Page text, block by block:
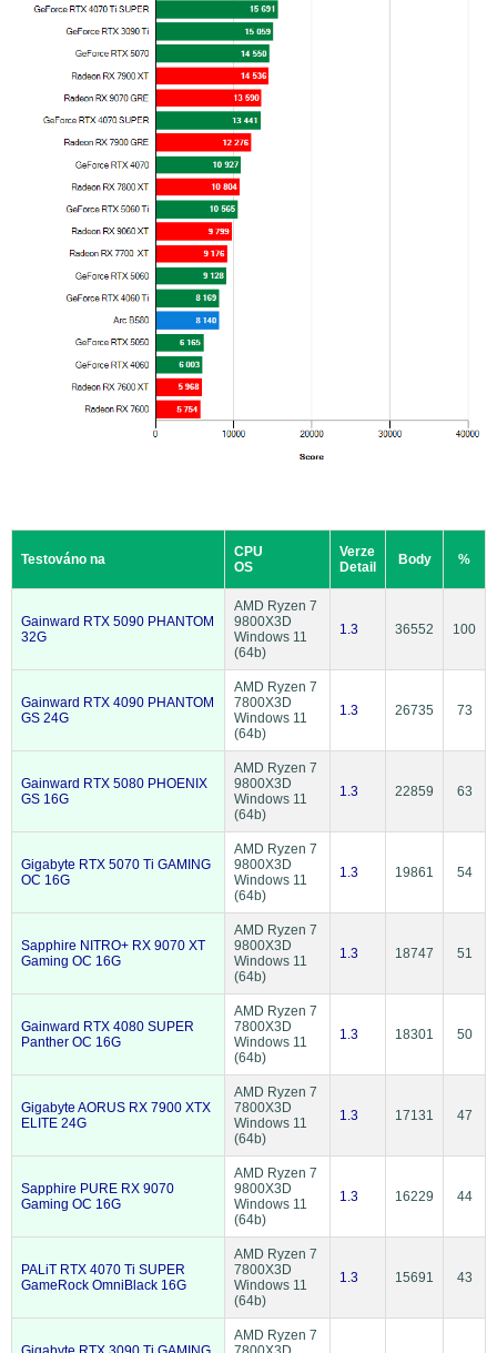
Testováno na
CPU
OS
Verze
Detail
Body %
Gainward RTX 5090 PHANTOM
32G
AMD Ryzen 7
9800X3D
Windows 11
(64b)
1.3 36552 100
Gainward RTX 4090 PHANTOM
GS 24G
AMD Ryzen 7
7800X3D
Windows 11
(64b)
1.3 26735 73
Gainward RTX 5080 PHOENIX
GS 16G
AMD Ryzen 7
9800X3D
Windows 11
(64b)
1.3 22859 63
Gigabyte RTX 5070 Ti GAMING
OC 16G
AMD Ryzen 7
9800X3D
Windows 11
(64b)
1.3 19861 54
Sapphire NITRO+ RX 9070 XT
Gaming OC 16G
AMD Ryzen 7
9800X3D
Windows 11
(64b)
1.3 18747 51
Gainward RTX 4080 SUPER
Panther OC 16G
AMD Ryzen 7
7800X3D
Windows 11
(64b)
1.3 18301 50
Gigabyte AORUS RX 7900 XTX
ELITE 24G
AMD Ryzen 7
7800X3D
Windows 11
(64b)
1.3 17131 47
Sapphire PURE RX 9070
Gaming OC 16G
AMD Ryzen 7
9800X3D
Windows 11
(64b)
1.3 16229 44
PALiT RTX 4070 Ti SUPER
GameRock OmniBlack 16G
AMD Ryzen 7
7800X3D
Windows 11
(64b)
1.3 15691 43
AMD Ryzen 7